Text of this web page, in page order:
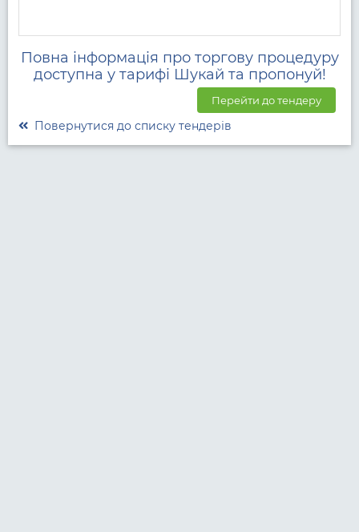
Повна інформація про торгову процедуру
доступна у тарифі Шукай та пропонуй!
Перейти до тендеру
Повернутися до списку тендерів